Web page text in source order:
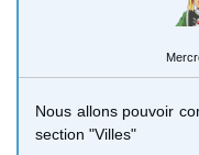
Nous allons pouvoir
section "Villes"